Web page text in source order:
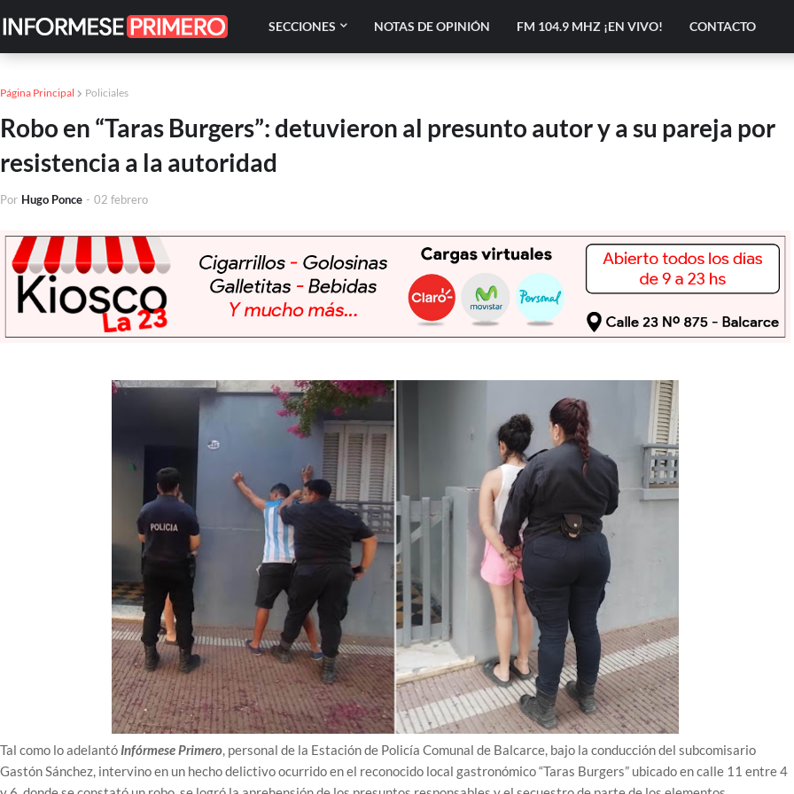
SECCIONES NOTAS DE OPINIÓN FM 104.9 MHZ ¡EN VIVO! CONTACTO
Página Principal Policiales
Robo en “Taras Burgers”: detuvieron al presunto autor y a su pareja por
resistencia a la autoridad
Por Hugo Ponce - 02 febrero
Tal como lo adelantó Infórmese Primero, personal de la Estación de Policía Comunal de Balcarce, bajo la conducción del subcomisario
Gastón Sánchez, intervino en un hecho delictivo ocurrido en el reconocido local gastronómico “Taras Burgers” ubicado en calle 11 entre 4